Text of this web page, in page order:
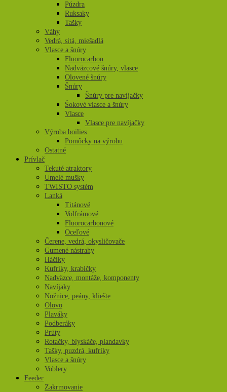
Púzdra
Ruksaky
Tašky
Váhy
Vedrá, sitá, miešadlá
Vlasce a šnúry
Fluorocarbon
Nadväzcové šnúry, vlasce
Olovené šnúry
Šnúry
Šnúry pre navíjačky
Šokové vlasce a šnúry
Vlasce
Vlasce pre navíjačky
Výroba boilies
Pomôcky na výrobu
Ostatné
Prívlač
Tekuté atraktory
Umelé mušky
TWISTO systém
Lanká
Titánové
Volfrámové
Fluorocarbonové
Oceľové
Čerene, vedrá, okysličovače
Gumené nástrahy
Háčiky
Kufríky, krabičky
Nadväzce, montáže, komponenty
Navíjaky
Nožnice, peány, kliešte
Olovo
Plaváky
Podberáky
Prúty
Rotačky, blyskáče, plandavky
Tašky, puzdrá, kufríky
Vlasce a šnúry
Voblery
Feeder
Zakrmovanie